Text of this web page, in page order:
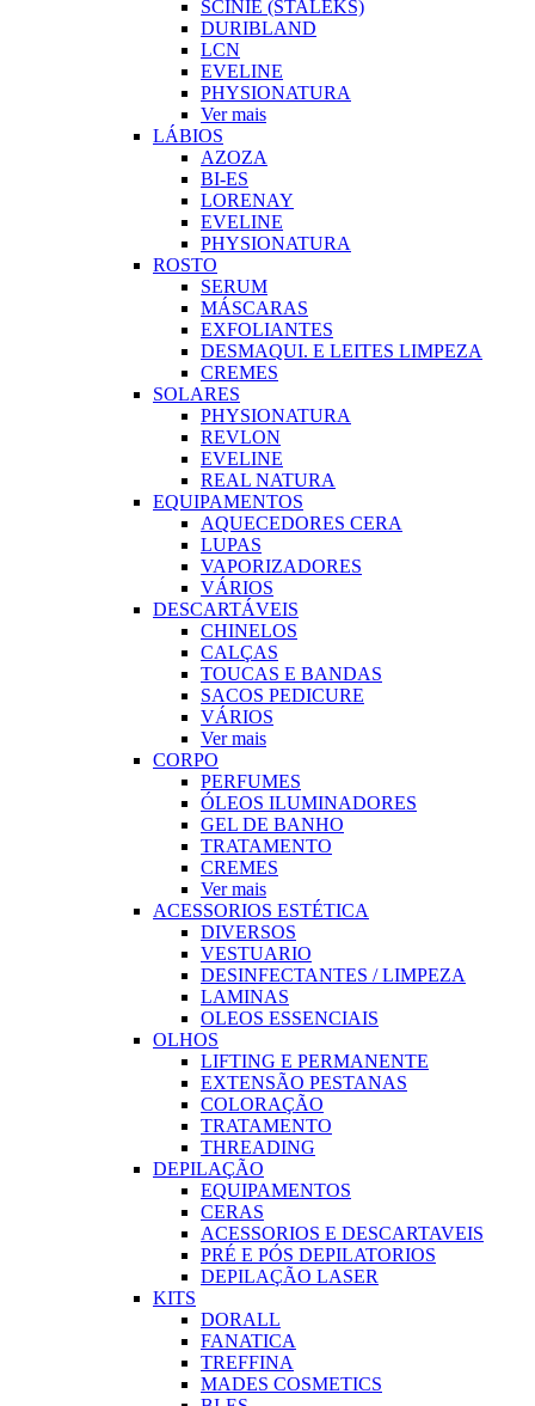
SCINIE (STALEKS)
DURIBLAND
LCN
EVELINE
PHYSIONATURA
Ver mais
LÁBIOS
AZOZA
BI-ES
LORENAY
EVELINE
PHYSIONATURA
ROSTO
SERUM
MÁSCARAS
EXFOLIANTES
DESMAQUI. E LEITES LIMPEZA
CREMES
SOLARES
PHYSIONATURA
REVLON
EVELINE
REAL NATURA
EQUIPAMENTOS
AQUECEDORES CERA
LUPAS
VAPORIZADORES
VÁRIOS
DESCARTÁVEIS
CHINELOS
CALÇAS
TOUCAS E BANDAS
SACOS PEDICURE
VÁRIOS
Ver mais
CORPO
PERFUMES
ÓLEOS ILUMINADORES
GEL DE BANHO
TRATAMENTO
CREMES
Ver mais
ACESSORIOS ESTÉTICA
DIVERSOS
VESTUARIO
DESINFECTANTES / LIMPEZA
LAMINAS
OLEOS ESSENCIAIS
OLHOS
LIFTING E PERMANENTE
EXTENSÃO PESTANAS
COLORAÇÃO
TRATAMENTO
THREADING
DEPILAÇÃO
EQUIPAMENTOS
CERAS
ACESSORIOS E DESCARTAVEIS
PRÉ E PÓS DEPILATORIOS
DEPILAÇÃO LASER
KITS
DORALL
FANATICA
TREFFINA
MADES COSMETICS